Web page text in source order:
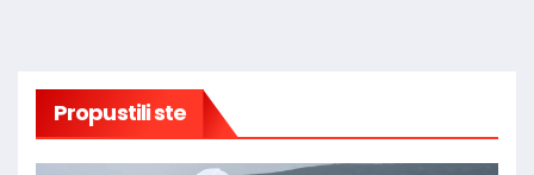
Propustili ste